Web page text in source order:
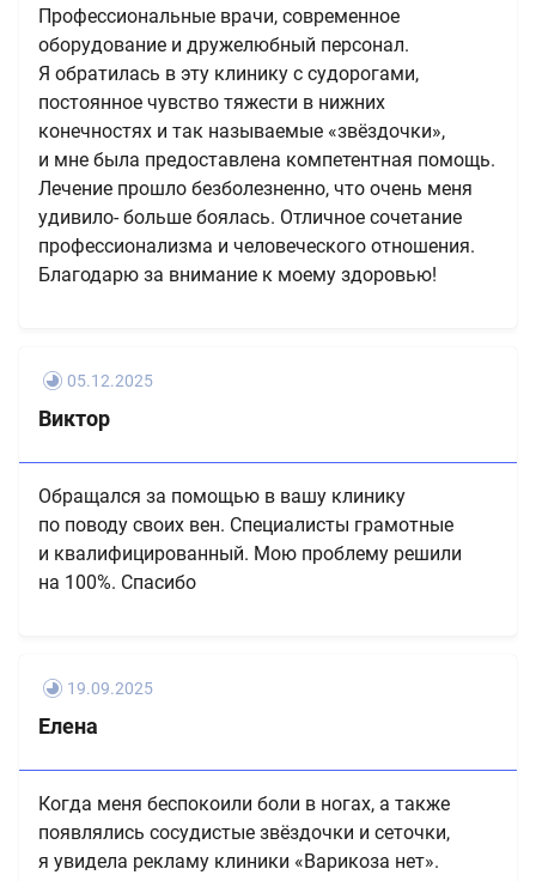
Профессиональные врачи, современное
оборудование и дружелюбный персонал.
Я обратилась в эту клинику с судорогами,
постоянное чувство тяжести в нижних
конечностях и так называемые «звёздочки»,
и мне была предоставлена компетентная помощь.
Лечение прошло безболезненно, что очень меня
удивило- больше боялась. Отличное сочетание
профессионализма и человеческого отношения.
Благодарю за внимание к моему здоровью!
05.12.2025
Виктор
Обращался за помощью в вашу клинику
по поводу своих вен. Специалисты грамотные
и квалифицированный. Мою проблему решили
на 100%. Спасибо
19.09.2025
Елена
Когда меня беспокоили боли в ногах, а также
появлялись сосудистые звёздочки и сеточки,
я увидела рекламу клиники «Варикоза нет».